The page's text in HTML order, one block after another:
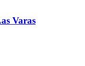
Varas